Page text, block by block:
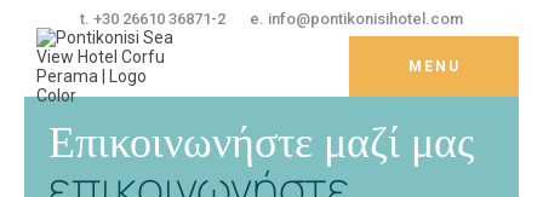
Δωμάτια Σουίτες
t. +30 26610 36871-2 e. info@pontikonisihotel.com
MENU
ΔΙΑΜΟΝΉ
Διαμονή
Παροχές & Υπηρεσίες
Επικοινωνήστε μαζί μας